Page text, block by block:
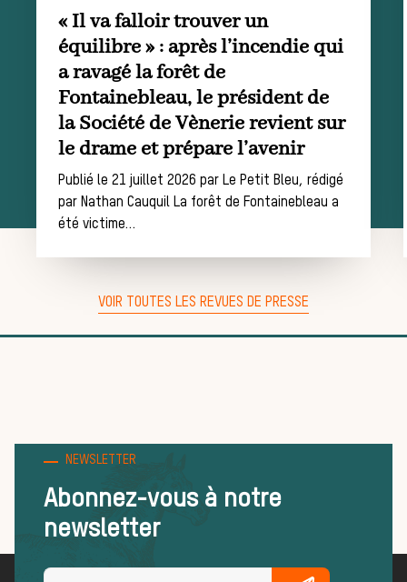
Déroulement
d’une journée
de chasse
Trouver un
Règles et
bonnes
« Il va falloir trouver un
équilibre » : après l’incendie qui
a ravagé la forêt de
Fontainebleau, le président de
la Société de Vènerie revient sur
le drame et prépare l’avenir
Publié le 21 juillet 2026 par Le Petit Bleu, rédigé
par Nathan Cauquil La forêt de Fontainebleau a
été victime…
VOIR TOUTES LES REVUES DE PRESSE
NEWSLETTER
Abonnez-vous à notre
newsletter